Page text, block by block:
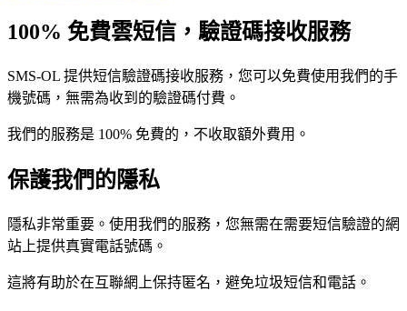
100% 免費雲短信，驗證碼接收服務
SMS-OL 提供短信驗證碼接收服務，您可以免費使用我們的手
機號碼，無需為收到的驗證碼付費。
我們的服務是 100% 免費的，不收取額外費用。
保護我們的隱私
隱私非常重要。使用我們的服務，您無需在需要短信驗證的網
站上提供真實電話號碼。
這將有助於在互聯網上保持匿名，避免垃圾短信和電話。